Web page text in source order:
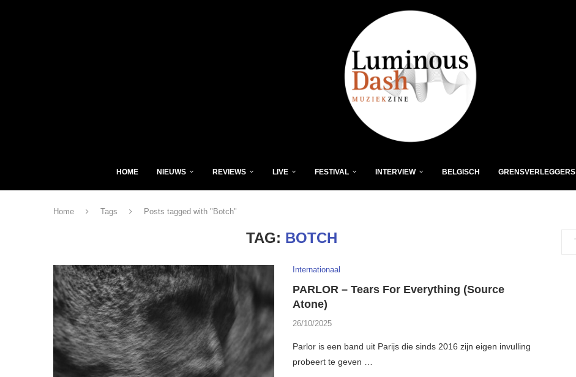
HOME NIEUWS REVIEWS LIVE FESTIVAL INTERVIEW BELGISCH GRENSVERLEGGERS
Home Tags Posts tagged with "Botch"
TAG: BOTCH
Internationaal
PARLOR – Tears For Everything (Source
Atone)
26/10/2025
Parlor is een band uit Parijs die sinds 2016 zijn eigen invulling
probeert te geven …